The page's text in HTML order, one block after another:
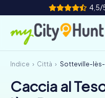
4,5/
Come funziona
Città
Indice Città Sotteville-lès-Rouen
Caccia al